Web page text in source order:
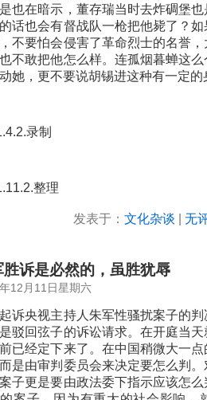
也在暗示，董存瑞当时去炸碉堡
话也会有督战队一枪把他毙了？
不要怕会侵害了革命烈士的名誉
不敢把他怎么样。连孤烟暮蝉这
她，更不要说胡锡进这种有一定
录制
整理
发表于： 文化杂谈 无
胜诉是必然的，虽胜犹辱
12月11日星期六
诉央视主持人朱军性骚扰案子的
驳回弦子的诉讼请求。在开庭当
已经定下来了。在中国稍微大一
是由审判委员会来决定要怎么判
子更是要由政法委下指示应该怎